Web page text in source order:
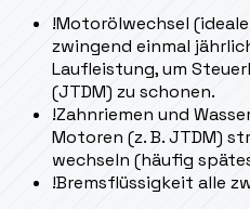
!Motorölwechsel
zwingend einmal
Laufleistung, um
(JTDM) zu schonen.
!Zahnriemen und
Motoren (z. B. JTDM)
wechseln (häufig
!Bremsflüssigkeit alle